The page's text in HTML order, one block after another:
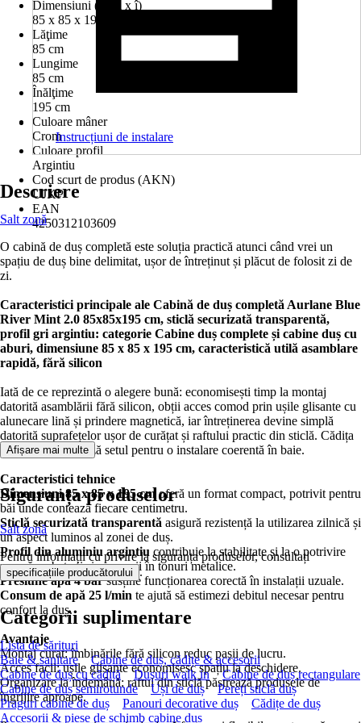
Dimensiuni (L x l x î)
85 x 85 x 195 cm
Lăţime
85 cm
Lungime
85 cm
Înălţime
195 cm
Culoare mâner
Crom
Culoare profil
Argintiu
Cod scurt de produs (AKN)
UJKP
EAN
4250312103609
Instrucțiuni de instalare
Descriere
Salt zonă
O cabină de duș completă este soluția practică atunci când vrei un
spațiu de duș bine delimitat, ușor de întreținut și plăcut de folosit zi de
zi.
Caracteristici principale ale Cabină de duș completă Aurlane Blue
River Mint 2.0 85x85x195 cm, sticlă securizată transparentă,
profil gri argintiu: categorie Cabine duș complete și cabine duș cu
aburi, dimensiune 85 x 85 x 195 cm, caracteristică utilă asamblare
rapidă, fără silicon
Iată de ce reprezintă o alegere bună: economisești timp la montaj
datorită asamblării fără silicon, obții acces comod prin ușile glisante cu
alunecare lină și prindere magnetică, iar întreținerea devine simplă
datorită suprafețelor ușor de curățat și raftului practic din sticlă. Cădița
inclusă completează setul pentru o instalare coerentă în baie.
Caracteristici tehnice
Dimensiuni 85 x 85 x 195 cm oferă un format compact, potrivit pentru
băi unde contează fiecare centimetru.
Sticlă securizată transparentă asigură rezistență la utilizarea zilnică și
un aspect luminos al zonei de duș.
Profil din aluminiu argintiu contribuie la stabilitate și la o potrivire
ușoară cu baterii și accesorii în tonuri metalice.
Presiune apă 4 barsusține funcționarea corectă în instalații uzuale.
Consum de apă 25 l/min te ajută să estimezi debitul necesar pentru
confort la duș.
Avantaje
Montaj curat: îmbinările fără silicon reduc pașii de lucru.
Acces facil: ușile glisante economisesc spațiu la deschidere.
Organizare la îndemână: raftul din sticlă păstrează produsele de
îngrijire aproape.
Afișare mai multe
Siguranța produselor
Salt zonă
Pentru informații cu privire la siguranța produselor, consultați
specificațiile producătorului .
Categorii suplimentare
Lista de sărituri
Baie & sanitare
Cabine de duș, cădițe & accesorii
Cabine de duș cu cădiță
Dușuri walk in
Cabine de duș rectangulare
Cabine de duș semirotunde
Uși de duș
Pereți sticlă duș
Praguri cabine de duș
Panouri decorative duș
Cădițe de duș
Accesorii & piese de schimb cabine duș